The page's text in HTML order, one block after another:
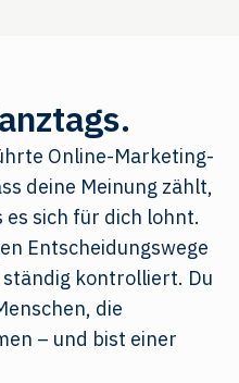
Online-Marketing-
deine Meinung zählt,
sich für dich lohnt.
Entscheidungswege
kontrolliert. Du
die
– und bist einer